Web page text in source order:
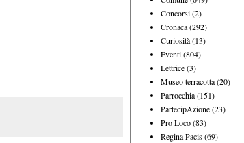
Concorsi(2)
Cronaca(292)
Curiosità(13)
Eventi(804)
Lettrice(3)
Museo terracotta(20)
Parrocchia(151)
PartecipAzione(23)
Pro Loco(83)
Regina Pacis(69)